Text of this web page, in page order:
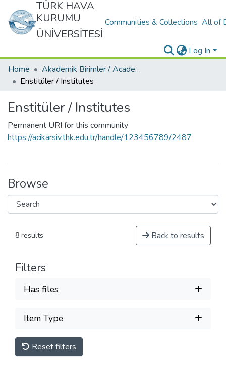
TÜRK HAVA
KURUMU
ÜNİVERSİTESİ
Communities & Collections All of
Log In
Home
Akademik Birimler / Academic Units
Enstitüler / Institutes
Enstitüler / Institutes
Permanent URI for this community
https://acikarsiv.thk.edu.tr/handle/123456789/2487
Browse
8 results Back to results
Filters
Has files
Item Type
Reset filters